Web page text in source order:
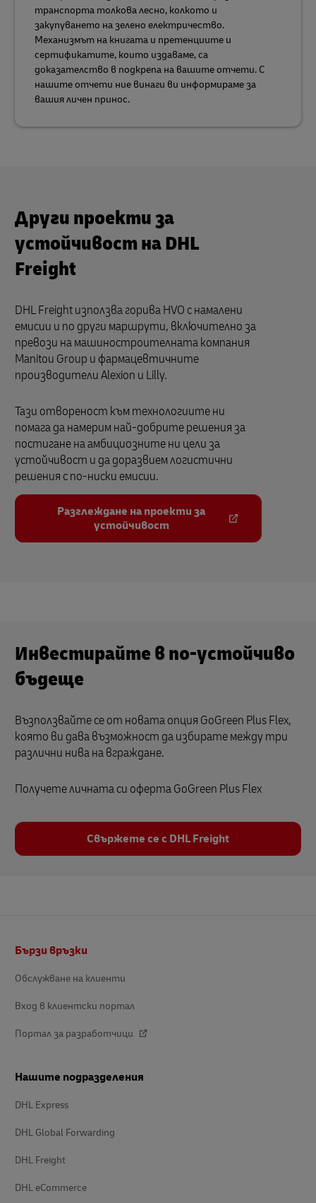
транспорта толкова лесно, колкото и
закупуването на зелено електричество.
Механизмът на книгата и претенциите и
сертификатите, които издаваме, са
доказателство в подкрепа на вашите отчети. С
нашите отчети ние винаги ви информираме за
вашия личен принос.
Други проекти за
устойчивост на DHL
Freight
DHL Freight използва горива HVO с намалени
емисии и по други маршрути, включително за
превози на машиностроителната компания
Manitou Group и фармацевтичните
производители Alexion и Lilly.
Тази отвореност към технологиите ни
помага да намерим най-добрите решения за
постигане на амбициозните ни цели за
устойчивост и да доразвием логистични
решения с по-ниски емисии.
Разглеждане на проекти за
устойчивост
Инвестирайте в по-устойчиво
бъдеще
Възползвайте се от новата опция GoGreen Plus Flex,
която ви дава възможност да избирате между три
различни нива на вграждане.
Получете личната си оферта GoGreen Plus Flex
Свържете се с DHL Freight
поле
Бързи връзки
Обслужване на клиенти
Вход в клиентски портал
Портал за разработчици
Нашите подразделения
DHL Express
DHL Global Forwarding
DHL Freight
DHL eCommerce